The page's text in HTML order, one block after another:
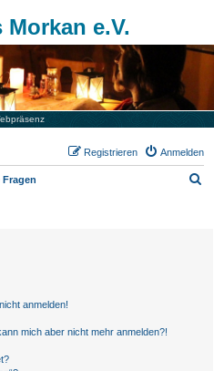
e.V.
Anmelden
Registrieren
anmelden!
mich aber nicht mehr anmelden?!